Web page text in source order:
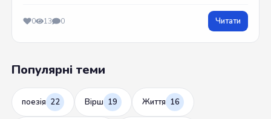
0 13 0 Читати
Популярні теми
поезія 22 Вірш 19 Життя 16